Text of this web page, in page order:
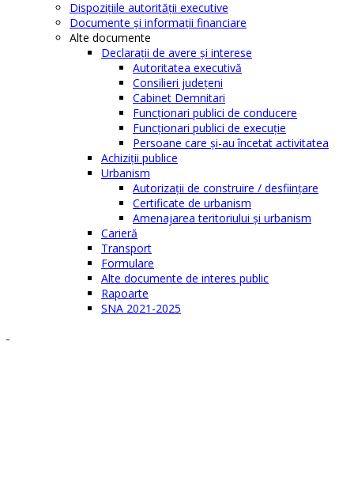
Dispoziţiile autorităţii executive
Documente şi informaţii financiare
Alte documente
Declaraţii de avere şi interese
Autoritatea executivă
Consilieri judeţeni
Cabinet Demnitari
Funcţionari publici de conducere
Funcționari publici de execuție
Persoane care şi-au încetat activitatea
Achiziţii publice
Urbanism
Autorizații de construire / desființare
Certificate de urbanism
Amenajarea teritoriului şi urbanism
Carieră
Transport
Formulare
Alte documente de interes public
Rapoarte
SNA 2021-2025